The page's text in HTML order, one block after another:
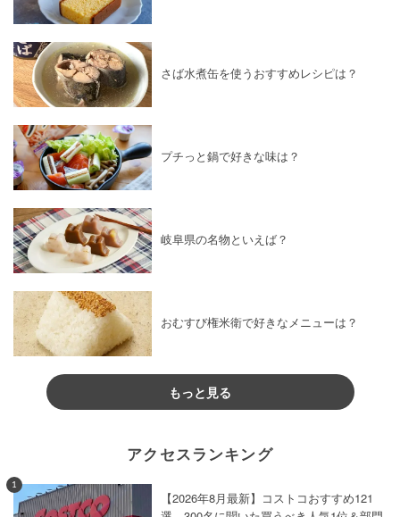
さば水煮缶を使うおすすめレシピは？
プチっと鍋で好きな味は？
岐阜県の名物といえば？
おむすび権米衛で好きなメニューは？
もっと見る
アクセスランキング
1
【2026年8月最新】コストコおすすめ121